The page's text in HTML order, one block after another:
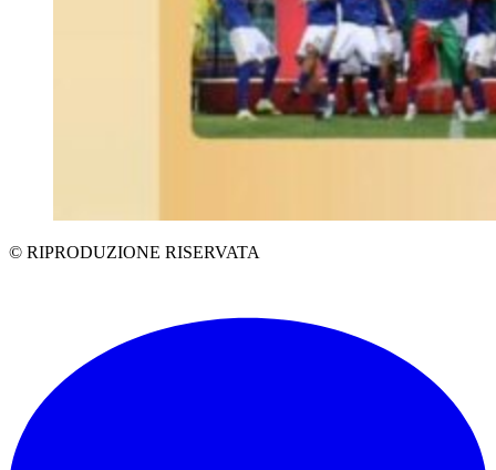
© RIPRODUZIONE RISERVATA